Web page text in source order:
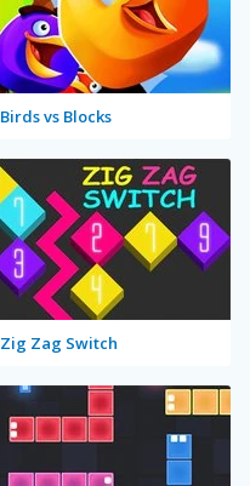
Birds vs Blocks
Zig Zag Switch